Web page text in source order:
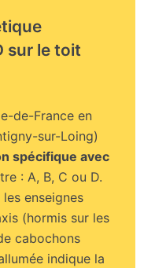
sur le toit
de-France en
sur-Loing)
spécifique avec
: A, B, C ou D.
enseignes
(hormis sur les
cabochons
indique la